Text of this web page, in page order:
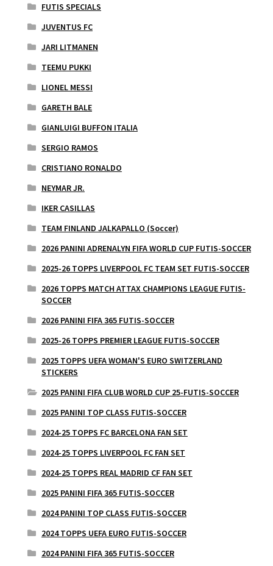
FUTIS SPECIALS
JUVENTUS FC
JARI LITMANEN
TEEMU PUKKI
LIONEL MESSI
GARETH BALE
GIANLUIGI BUFFON ITALIA
SERGIO RAMOS
CRISTIANO RONALDO
NEYMAR JR.
IKER CASILLAS
TEAM FINLAND JALKAPALLO (Soccer)
2026 PANINI ADRENALYN FIFA WORLD CUP FUTIS-SOCCER
2025-26 TOPPS LIVERPOOL FC TEAM SET FUTIS-SOCCER
2026 TOPPS MATCH ATTAX CHAMPIONS LEAGUE FUTIS-
SOCCER
2026 PANINI FIFA 365 FUTIS-SOCCER
2025-26 TOPPS PREMIER LEAGUE FUTIS-SOCCER
2025 TOPPS UEFA WOMAN'S EURO SWITZERLAND
STICKERS
2025 PANINI FIFA CLUB WORLD CUP 25-FUTIS-SOCCER
2025 PANINI TOP CLASS FUTIS-SOCCER
2024-25 TOPPS FC BARCELONA FAN SET
2024-25 TOPPS LIVERPOOL FC FAN SET
2024-25 TOPPS REAL MADRID CF FAN SET
2025 PANINI FIFA 365 FUTIS-SOCCER
2024 PANINI TOP CLASS FUTIS-SOCCER
2024 TOPPS UEFA EURO FUTIS-SOCCER
2024 PANINI FIFA 365 FUTIS-SOCCER